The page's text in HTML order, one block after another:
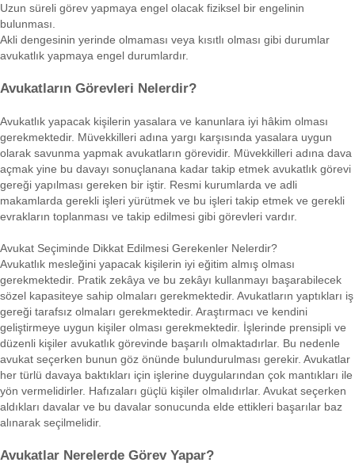
Uzun süreli görev yapmaya engel olacak fiziksel bir engelinin
bulunması.
Akli dengesinin yerinde olmaması veya kısıtlı olması gibi durumlar
avukatlık yapmaya engel durumlardır.
Avukatların Görevleri Nelerdir?
Avukatlık yapacak kişilerin yasalara ve kanunlara iyi hâkim olması
gerekmektedir. Müvekkilleri adına yargı karşısında yasalara uygun
olarak savunma yapmak avukatların görevidir. Müvekkilleri adına dava
açmak yine bu davayı sonuçlanana kadar takip etmek avukatlık görevi
gereği yapılması gereken bir iştir. Resmi kurumlarda ve adli
makamlarda gerekli işleri yürütmek ve bu işleri takip etmek ve gerekli
evrakların toplanması ve takip edilmesi gibi görevleri vardır.
Avukat Seçiminde Dikkat Edilmesi Gerekenler Nelerdir?
Avukatlık mesleğini yapacak kişilerin iyi eğitim almış olması
gerekmektedir. Pratik zekâya ve bu zekâyı kullanmayı başarabilecek
sözel kapasiteye sahip olmaları gerekmektedir. Avukatların yaptıkları iş
gereği tarafsız olmaları gerekmektedir. Araştırmacı ve kendini
geliştirmeye uygun kişiler olması gerekmektedir. İşlerinde prensipli ve
düzenli kişiler avukatlık görevinde başarılı olmaktadırlar. Bu nedenle
avukat seçerken bunun göz önünde bulundurulması gerekir. Avukatlar
her türlü davaya baktıkları için işlerine duygularından çok mantıkları ile
yön vermelidirler. Hafızaları güçlü kişiler olmalıdırlar. Avukat seçerken
aldıkları davalar ve bu davalar sonucunda elde ettikleri başarılar baz
alınarak seçilmelidir.
Avukatlar Nerelerde Görev Yapar?